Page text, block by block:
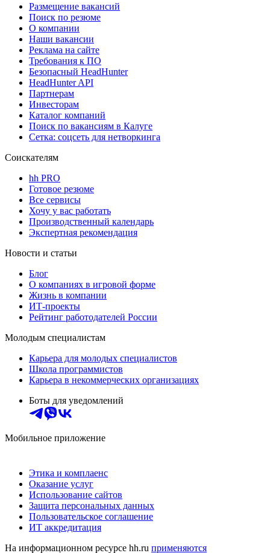
Размещение вакансий
Поиск по резюме
О компании
Наши вакансии
Реклама на сайте
Требования к ПО
Безопасный HeadHunter
HeadHunter API
Партнерам
Инвесторам
Каталог компаний
Поиск по вакансиям в Калуге
Сетка: соцсеть для нетворкинга
Соискателям
hh PRO
Готовое резюме
Все сервисы
Хочу у вас работать
Производственный календарь
Экспертная рекомендация
Новости и статьи
Блог
О компаниях в игровой форме
Жизнь в компании
ИТ-проекты
Рейтинг работодателей России
Молодым специалистам
Карьера для молодых специалистов
Школа программистов
Карьера в некоммерческих организациях
Боты для уведомлений
Мобильное приложение
Этика и комплаенс
Оказание услуг
Использование сайтов
Защита персональных данных
Пользовательское соглашение
ИТ аккредитация
На информационном ресурсе hh.ru применяются